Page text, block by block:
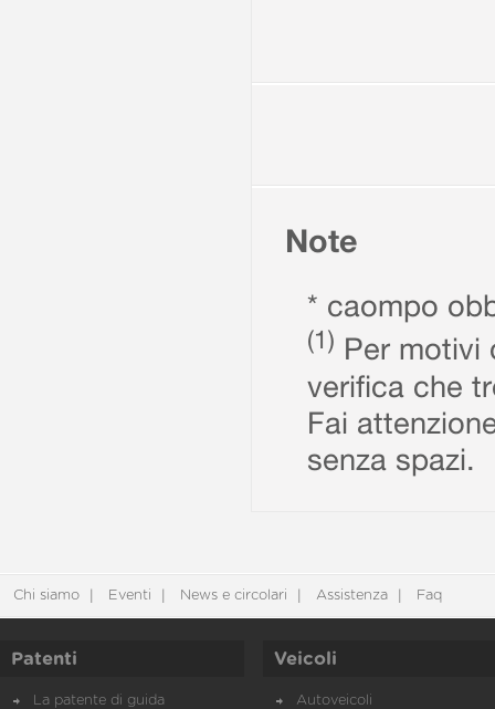
Note
* caompo
(1) Per motivi
verifica che
Fai
senza spazi.
Chi siamo Eventi News e circolari Assistenza Faq
Patenti
La patente di guida
Veicoli
Autoveicoli